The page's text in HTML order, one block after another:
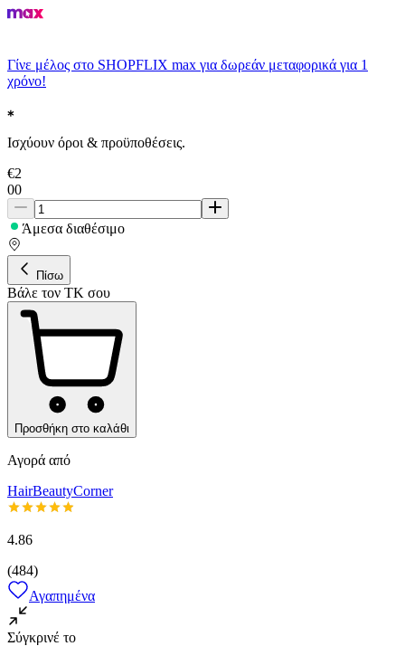
Γίνε μέλος στο SHOPFLIX max για δωρεάν μεταφορικά για 1
χρόνο!
Ισχύουν όροι & προϋποθέσεις.
€2
00
Άμεσα διαθέσιμο
Πίσω
Βάλε τον ΤΚ σου
Προσθήκη στο καλάθι
Αγορά από
HairBeautyCorner
4.86
(484)
Αγαπημένα
Σύγκρινέ το